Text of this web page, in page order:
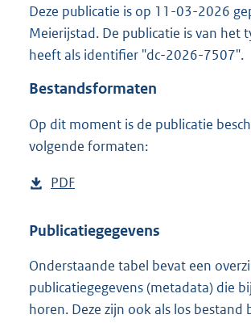
s
r
o
e
n
Deze publicatie is op 11-03-2026
Meierijstad. De publicatie is van het
heeft als identifier "dc-2026-7507".
Bestandsformaten
Op dit moment is de publicatie
volgende formaten:
D
w
l
o
a
PDF
s
a
n
d
Publicatiegegevens
Onderstaande tabel bevat een
publicatiegegevens (metadata) die
horen. Deze zijn ook als los bestand